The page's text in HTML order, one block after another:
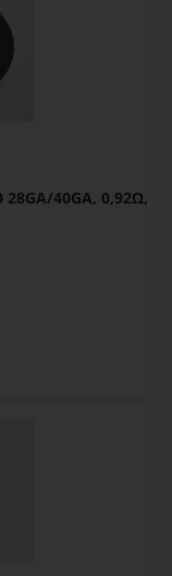
40GA, 0,92Ω,